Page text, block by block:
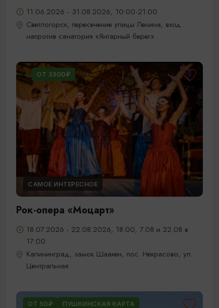
11.06.2026 - 31.08.2026, 10:00-21:00
Светлогорск, пересечение улицы Ленина, вход
напротив санатория «Янтарный берег»
ОТ 3300₽
САМОЕ ИНТЕРЕСНОЕ
Рок-опера «Моцарт»
18.07.2026 - 22.08.2026, 18:00, 7.08 и 22.08 в
17:00
Калининград, замок Шаакен, пос. Некрасово, ул.
Центральная
ОТ 50₽ ПУШКИНСКАЯ КАРТА